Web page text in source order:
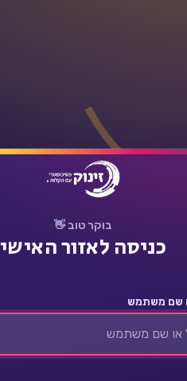
בוקר טוב 👋
כניסה לאזור האישי
שם משתמש